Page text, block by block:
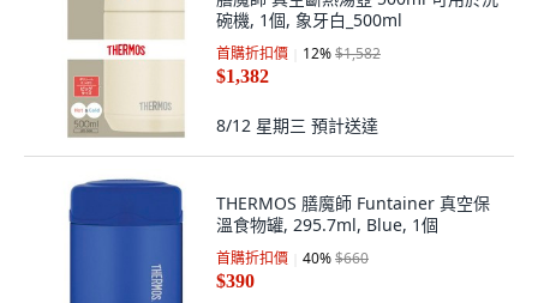
碗機, 1個, 象牙白_500ml
首購折扣價 12%$1,582
$1,382
8/12 星期三 預計送達
THERMOS 膳魔師 Funtainer 真空保
溫食物罐, 295.7ml, Blue, 1個
首購折扣價 40%$660
$390